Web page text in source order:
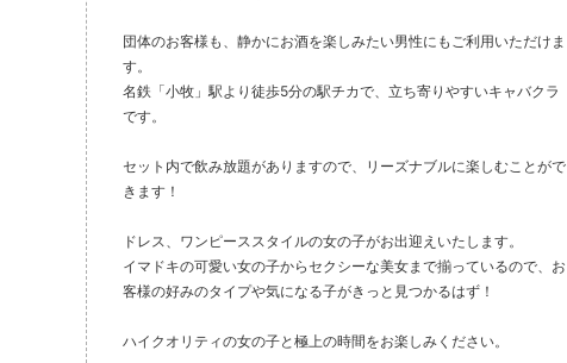
団体のお客様も、静かにお酒を楽しみたい男性にもご利用いただけま
す。
名鉄「小牧」駅より徒歩5分の駅チカで、立ち寄りやすいキャバクラ
です。
セット内で飲み放題がありますので、リーズナブルに楽しむことがで
きます！
ドレス、ワンピーススタイルの女の子がお出迎えいたします。
イマドキの可愛い女の子からセクシーな美女まで揃っているので、お
客様の好みのタイプや気になる子がきっと見つかるはず！
ハイクオリティの女の子と極上の時間をお楽しみください。